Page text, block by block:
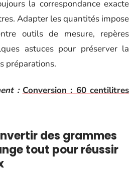
la correspondance exacte
Adapter les quantités impose
outils de mesure, repères
astuces pour préserver la
préparations.
: Conversion : 60 centilitres
des grammes
tout pour réussir